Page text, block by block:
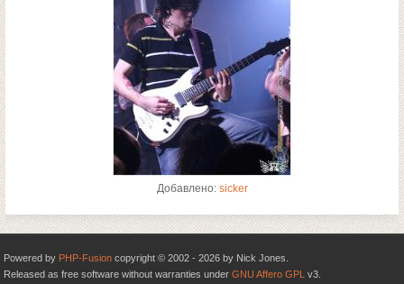
Добавлено: sicker
Powered by PHP-Fusion copyright © 2002 - 2026 by Nick Jones.
Released as free software without warranties under GNU Affero GPL v3.